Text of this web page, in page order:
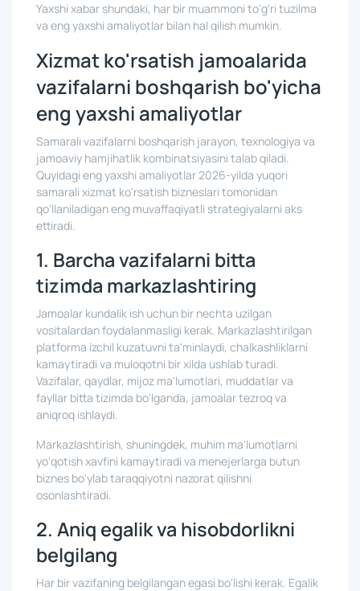
Yaxshi xabar shundaki, har bir muammoni to'g'ri tuzilma
va eng yaxshi amaliyotlar bilan hal qilish mumkin.
Xizmat ko'rsatish jamoalarida
vazifalarni boshqarish bo'yicha
eng yaxshi amaliyotlar
Samarali vazifalarni boshqarish jarayon, texnologiya va
jamoaviy hamjihatlik kombinatsiyasini talab qiladi.
Quyidagi eng yaxshi amaliyotlar 2026-yilda yuqori
samarali xizmat ko'rsatish bizneslari tomonidan
qo'llaniladigan eng muvaffaqiyatli strategiyalarni aks
ettiradi.
1. Barcha vazifalarni bitta
tizimda markazlashtiring
Jamoalar kundalik ish uchun bir nechta uzilgan
vositalardan foydalanmasligi kerak. Markazlashtirilgan
platforma izchil kuzatuvni ta'minlaydi, chalkashliklarni
kamaytiradi va muloqotni bir xilda ushlab turadi.
Vazifalar, qaydlar, mijoz ma'lumotlari, muddatlar va
fayllar bitta tizimda bo'lganda, jamoalar tezroq va
aniqroq ishlaydi.
Markazlashtirish, shuningdek, muhim ma'lumotlarni
yo'qotish xavfini kamaytiradi va menejerlarga butun
biznes bo'ylab taraqqiyotni nazorat qilishni
osonlashtiradi.
2. Aniq egalik va hisobdorlikni
belgilang
Har bir vazifaning belgilangan egasi bo'lishi kerak. Egalik